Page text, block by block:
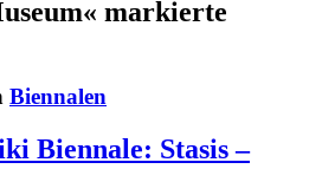
markierte
Biennalen
Biennale: Stasis –